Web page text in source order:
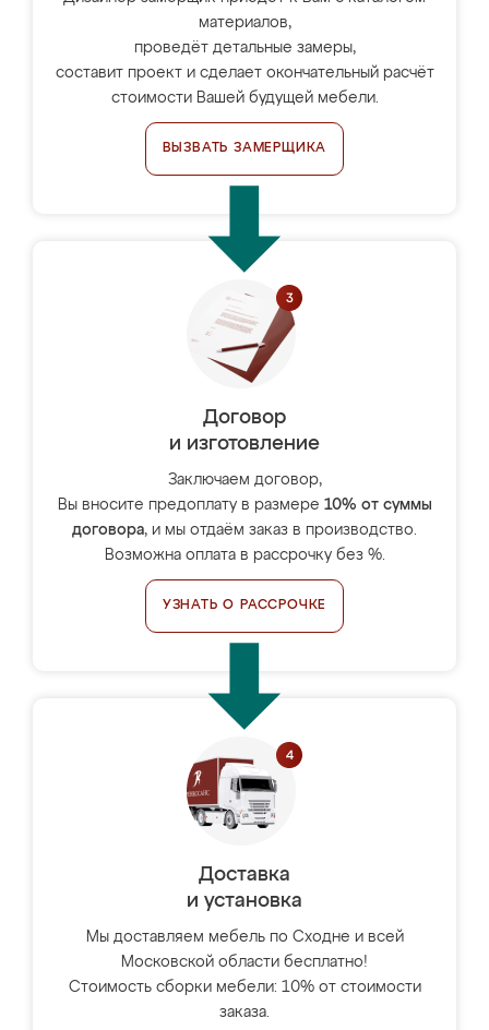
материалов,
проведёт детальные замеры,
составит проект и сделает окончательный расчёт
стоимости Вашей будущей мебели.
ВЫЗВАТЬ ЗАМЕРЩИКА
Договор
и изготовление
Заключаем договор,
Вы вносите предоплату в размере 10% от суммы
договора, и мы отдаём заказ в производство.
Возможна оплата в рассрочку без %.
УЗНАТЬ О РАССРОЧКЕ
Доставка
и установка
Мы доставляем мебель по Сходне и всей
Московской области бесплатно!
Стоимость сборки мебели: 10% от стоимости
заказа.